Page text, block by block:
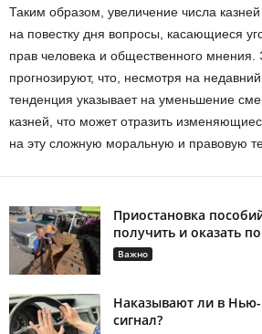
Таким образом, увеличение числа
на повестку дня вопросы, касающиеся
прав человека и общественного мнения.
прогнозируют, что, несмотря на
тенденция указывает на уменьшение
казней, что может отразить
на эту сложную моральную и правовую
Приостановка
получить и оказать
Важно
Наказывают ли в
сигнал?